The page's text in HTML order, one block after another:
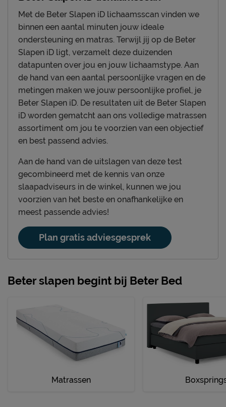
Met de Beter Slapen iD lichaamsscan vinden we
binnen een aantal minuten jouw ideale
ondersteuning en matras. Terwijl jij op de Beter
Slapen iD ligt, verzamelt deze duizenden
datapunten over jou en jouw lichaamstype. Aan
de hand van een aantal persoonlijke vragen en de
metingen maken we jouw persoonlijke profiel, je
Beter Slapen iD. De resultaten uit de Beter Slapen
iD worden gematcht aan ons volledige matrassen
assortiment om jou te voorzien van een objectief
en best passend advies.
Aan de hand van de uitslagen van deze test
gecombineerd met de kennis van onze
slaapadviseurs in de winkel, kunnen we jou
voorzien van het beste en onafhankelijke en
meest passende advies!
Plan gratis adviesgesprek
Beter slapen begint bij Beter Bed
Matrassen